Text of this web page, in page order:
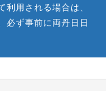
用される場合は、
必ず事前に両丹日日